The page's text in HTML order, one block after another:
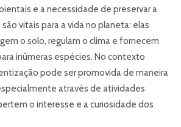
e a necessidade de preservar a
vitais para a vida no planeta: elas
o solo, regulam o clima e fornecem
inúmeras espécies. No contexto
pode ser promovida de maneira
através de atividades
o interesse e a curiosidade dos